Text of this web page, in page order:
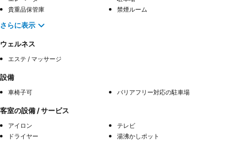
貴重品保管庫
禁煙ルーム
さらに表示
ウェルネス
エステ / マッサージ
設備
車椅子可 バリアフリー対応の駐車場
客室の設備 / サービス
アイロン
テレビ
ドライヤー
湯沸かしポット